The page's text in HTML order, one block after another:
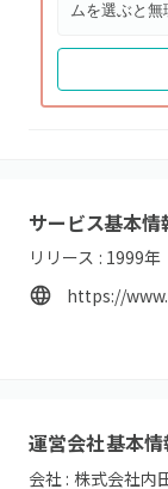
ムを選ぶと無
サービス基本情
リリース : 1999年
https://
運営会社基本
会社 : 株式会社内